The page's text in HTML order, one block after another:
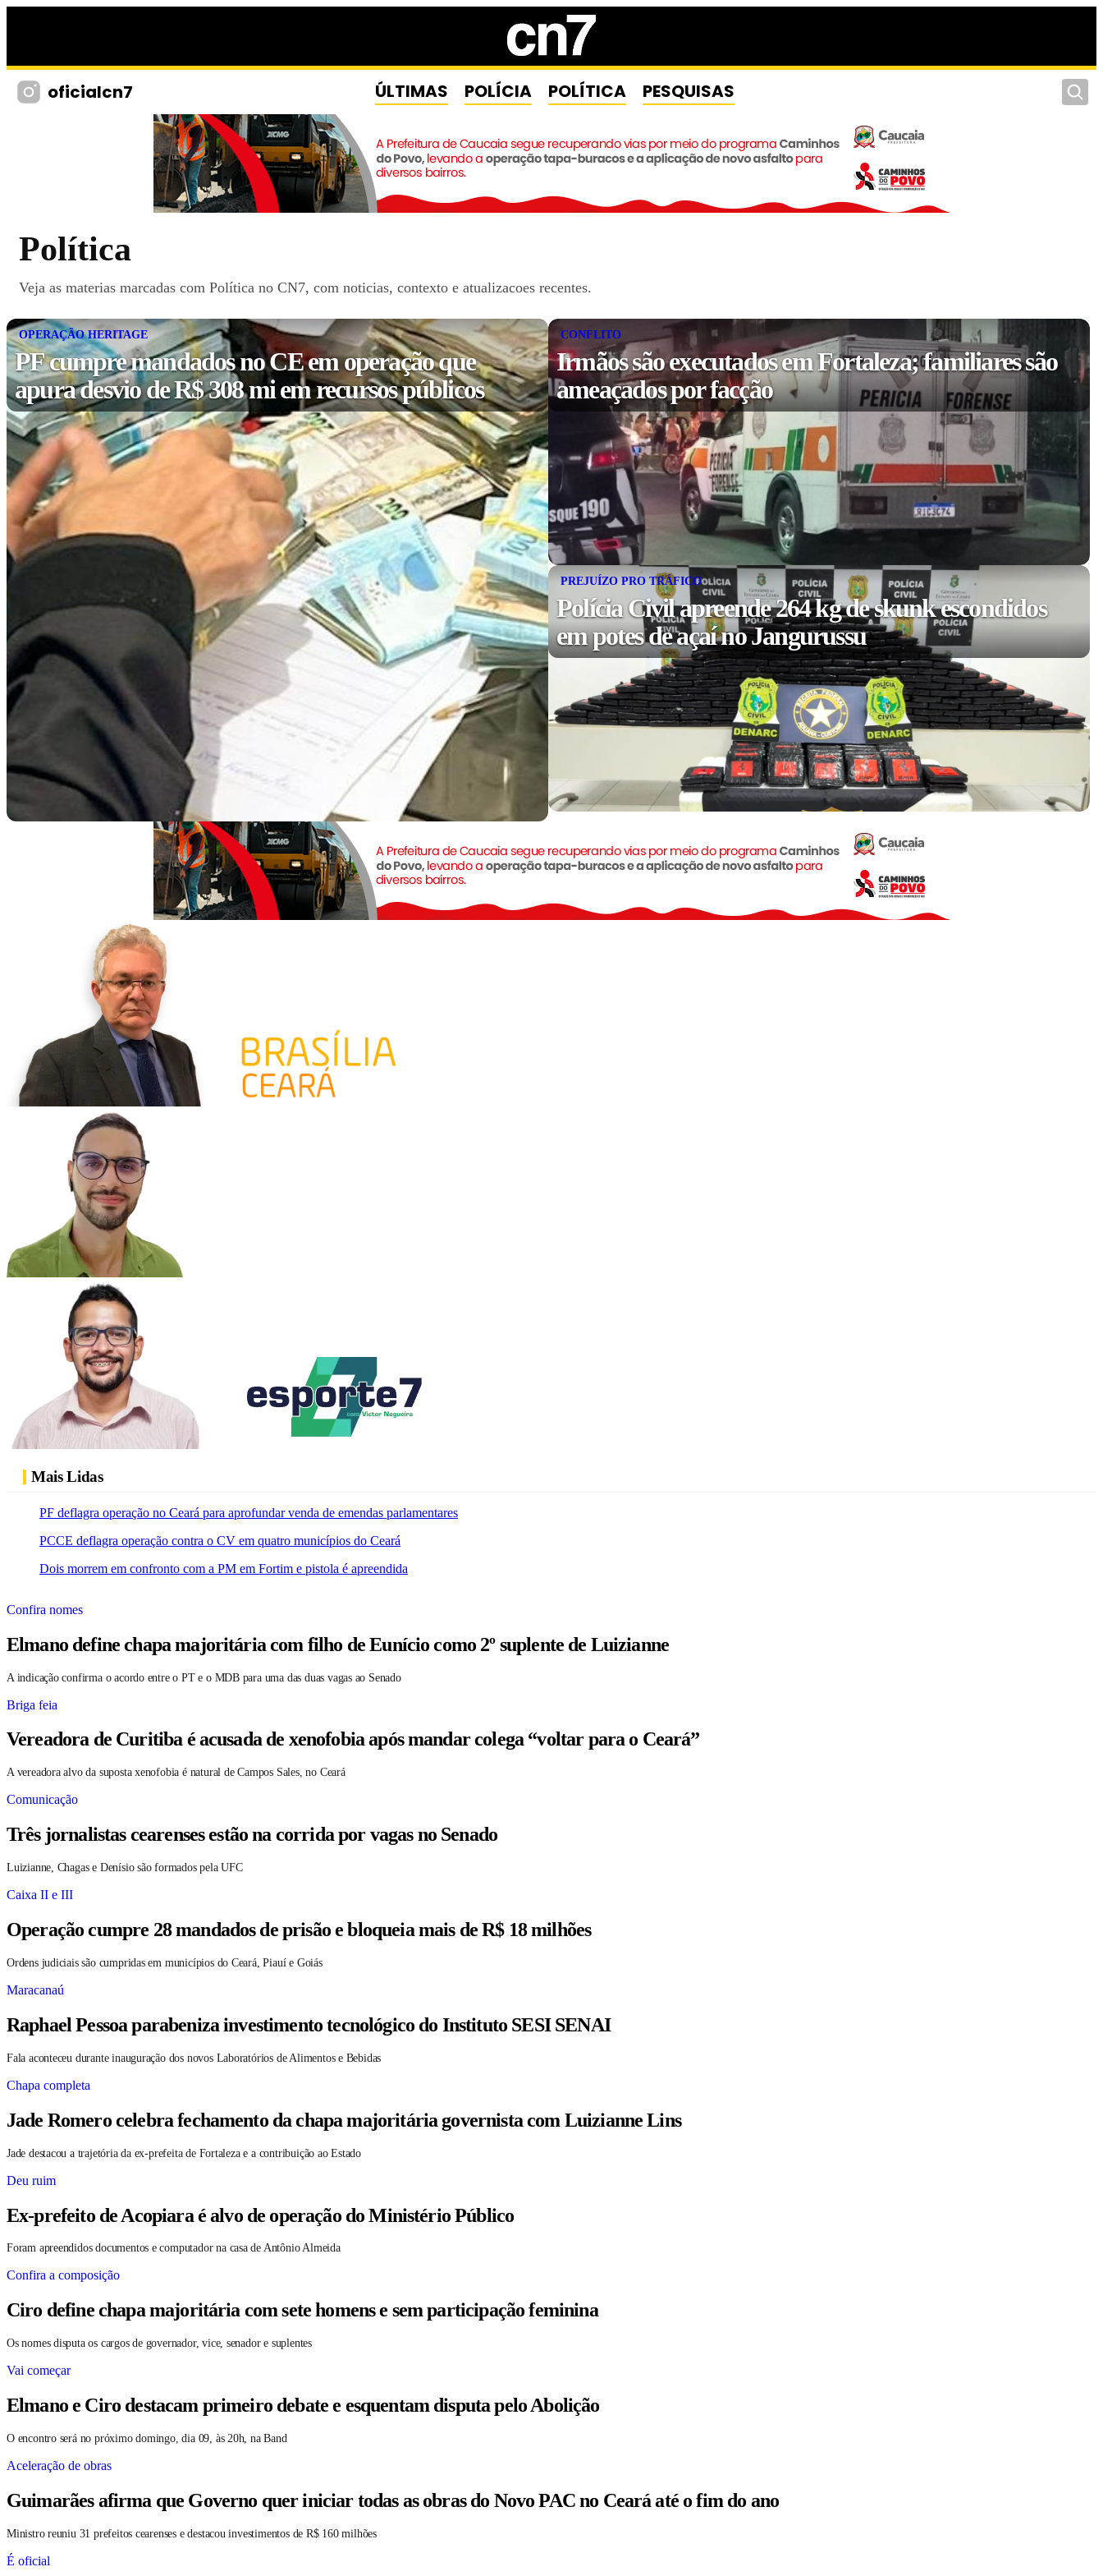
oficialcn7 ÚLTIMAS POLÍCIA POLÍTICA PESQUISAS
Política
Veja as materias marcadas com Política no CN7, com noticias, contexto e atualizacoes recentes.
OPERAÇÃO HERITAGE
PF cumpre mandados no CE em operação que
apura desvio de R$ 308 mi em recursos públicos
CONFLITO
Irmãos são executados em Fortaleza; familiares são
ameaçados por facção
PREJUÍZO PRO TRÁFICO
Polícia Civil apreende 264 kg de skunk escondidos
em potes de açaí no Jangurussu
Mais Lidas
PF deflagra operação no Ceará para aprofundar venda de emendas parlamentares
PCCE deflagra operação contra o CV em quatro municípios do Ceará
Dois morrem em confronto com a PM em Fortim e pistola é apreendida
Confira nomes
Elmano define chapa majoritária com filho de Eunício como 2º suplente de Luizianne
A indicação confirma o acordo entre o PT e o MDB para uma das duas vagas ao Senado
Briga feia
Vereadora de Curitiba é acusada de xenofobia após mandar colega “voltar para o Ceará”
A vereadora alvo da suposta xenofobia é natural de Campos Sales, no Ceará
Comunicação
Três jornalistas cearenses estão na corrida por vagas no Senado
Luizianne, Chagas e Denísio são formados pela UFC
Caixa II e III
Operação cumpre 28 mandados de prisão e bloqueia mais de R$ 18 milhões
Ordens judiciais são cumpridas em municípios do Ceará, Piauí e Goiás
Maracanaú
Raphael Pessoa parabeniza investimento tecnológico do Instituto SESI SENAI
Fala aconteceu durante inauguração dos novos Laboratórios de Alimentos e Bebidas
Chapa completa
Jade Romero celebra fechamento da chapa majoritária governista com Luizianne Lins
Jade destacou a trajetória da ex-prefeita de Fortaleza e a contribuição ao Estado
Deu ruim
Ex-prefeito de Acopiara é alvo de operação do Ministério Público
Foram apreendidos documentos e computador na casa de Antônio Almeida
Confira a composição
Ciro define chapa majoritária com sete homens e sem participação feminina
Os nomes disputa os cargos de governador, vice, senador e suplentes
Vai começar
Elmano e Ciro destacam primeiro debate e esquentam disputa pelo Abolição
O encontro será no próximo domingo, dia 09, às 20h, na Band
Aceleração de obras
Guimarães afirma que Governo quer iniciar todas as obras do Novo PAC no Ceará até o fim do ano
Ministro reuniu 31 prefeitos cearenses e destacou investimentos de R$ 160 milhões
É oficial